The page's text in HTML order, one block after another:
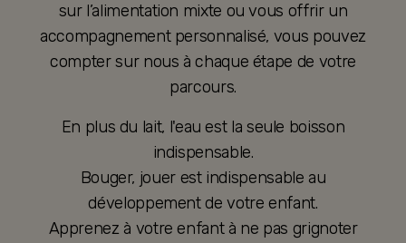
sur l’alimentation mixte ou vous offrir un
accompagnement personnalisé, vous pouvez
compter sur nous à chaque étape de votre
parcours.
En plus du lait, l'eau est la seule boisson
indispensable.
Bouger, jouer est indispensable au
développement de votre enfant.
Apprenez à votre enfant à ne pas grignoter